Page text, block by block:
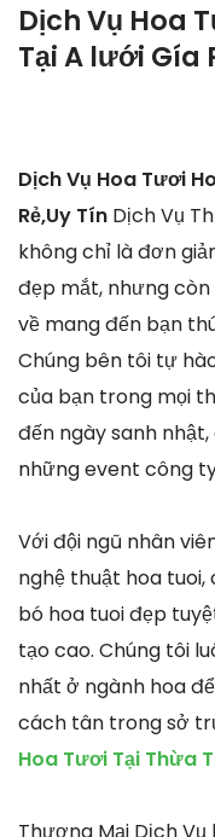
Dịch Vụ Hoa
Tại A lưới Gía
Dịch Vụ Hoa Tươi
Rẻ,Uy Tín Dịch Vụ
không chỉ là đơn
đẹp mắt, nhưng
về mang đến bạn
Chúng bên tôi tự
của bạn trong mọi
đến ngày sanh
những event công
Với đội ngũ nhân
nghệ thuật hoa
bó hoa tuoi đẹp
tạo cao. Chúng tôi
nhất ở ngành hoa
cách tân trong sở
Hoa Tươi Tại Thừa
Thương Mại Dịch